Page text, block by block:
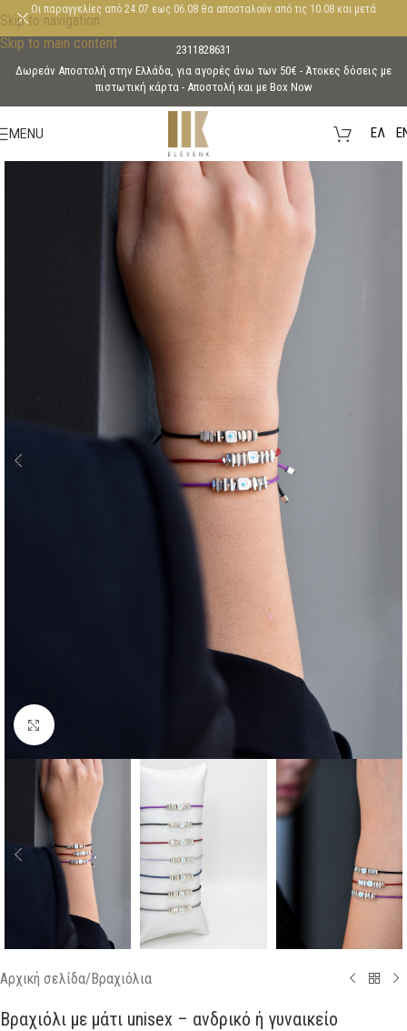
Skip to navigation
Skip to main content
Οι παραγγελίες από 24.07 εως 06.08 θα αποσταλούν από τις 10.08 και μετά
2311828631
Δωρεάν Αποστολή στην Ελλάδα, για αγορές άνω των 50€ - Άτοκες δόσεις με
πιστωτική κάρτα - Aποστολή και με Box Now
MENU EΛ
Click to enlarge
Αρχική σελίδα/Βραχιόλια
Βραχιόλι με μάτι unisex – ανδρικό ή γυναικείο